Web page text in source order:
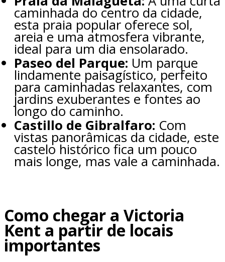
caminhada do centro da cidade,
esta praia popular oferece sol,
areia e uma atmosfera vibrante,
ideal para um dia ensolarado.
Paseo del Parque: Um parque
lindamente paisagístico, perfeito
para caminhadas relaxantes, com
jardins exuberantes e fontes ao
longo do caminho.
Castillo de Gibralfaro: Com
vistas panorâmicas da cidade, este
castelo histórico fica um pouco
mais longe, mas vale a caminhada.
Como chegar a Victoria
Kent a partir de locais
importantes